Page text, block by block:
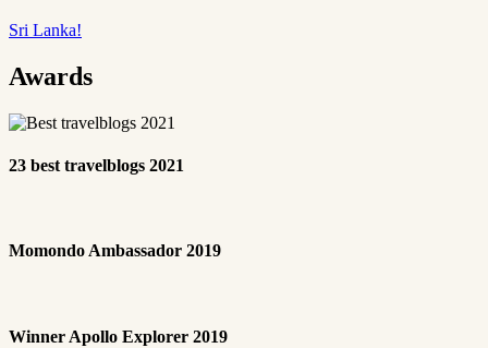
Sri Lanka!
Awards
23 best travelblogs 2021
Momondo Ambassador 2019
Winner Apollo Explorer 2019